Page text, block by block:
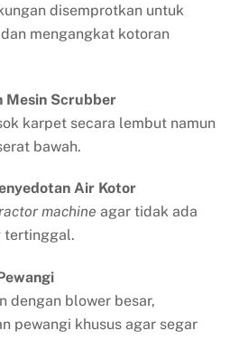
disemprotkan untuk
mengangkat kotoran
Mesin Scrubber
karpet secara lembut namun
bawah.
Air Kotor
machine agar tidak ada
tertinggal.
dengan blower besar,
pewangi khusus agar segar